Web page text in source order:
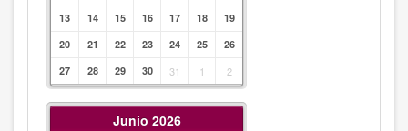
13
14 15 16 17 18
19
20
21 22 23 24 25
26
27
28 29 30 31 1 2
Junio 2026